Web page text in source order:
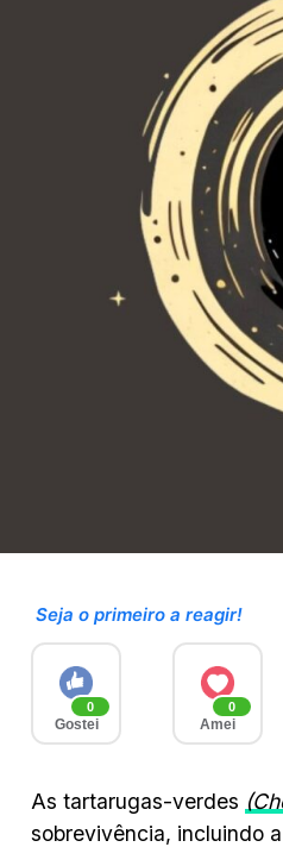
Seja o primeiro a reagir!
0
Gostei
0
Amei
As tartarugas-verdes
sobrevivência, incluindo